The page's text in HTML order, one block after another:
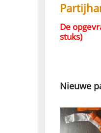
De
stuks)
Nieuwe